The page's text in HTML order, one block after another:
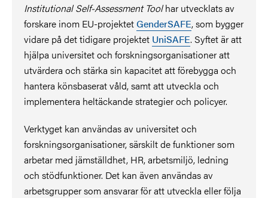
Institutional Self-Assessment Toolhar utvecklats av
forskare inom EU-projektetGenderSAFE, som bygger
vidare på det tidigare projektet UniSAFE. Syftet är att
hjälpa universitet och forskningsorganisationer att
utvärdera och stärka sin kapacitet att förebygga och
hantera könsbaserat våld, samt att utveckla och
implementera heltäckande strategier och policyer.
Verktyget kan användas av universitet och
forskningsorganisationer, särskilt de funktioner som
arbetar med jämställdhet, HR, arbetsmiljö, ledning
och stödfunktioner. Det kan även användas av
arbetsgrupper som ansvarar för att utveckla eller följa